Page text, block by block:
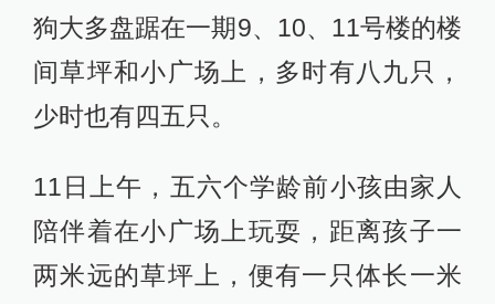
狗大多盘踞在一期9、10、11号楼的楼
间草坪和小广场上，多时有八九只，
少时也有四五只。
11日上午，五六个学龄前小孩由家人
陪伴着在小广场上玩耍，距离孩子一
两米远的草坪上，便有一只体长一米